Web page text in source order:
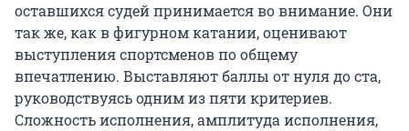
оставшихся судей принимается во внимание. Они
так же, как в фигурном катании, оценивают
выступления спортсменов по общему
впечатлению. Выставляют баллы от нуля до ста,
руководствуясь одним из пяти критериев.
Сложность исполнения, амплитуда исполнения,